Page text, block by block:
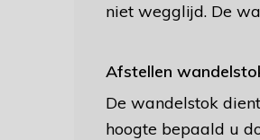
niet wegglijd. De
Afstellen
De wandelstok
hoogte bepaald u